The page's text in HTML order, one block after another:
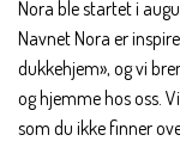
Nora ble startet i
Navnet Nora er
dukkehjem», og vi
og hjemme hos oss.
som du ikke finner